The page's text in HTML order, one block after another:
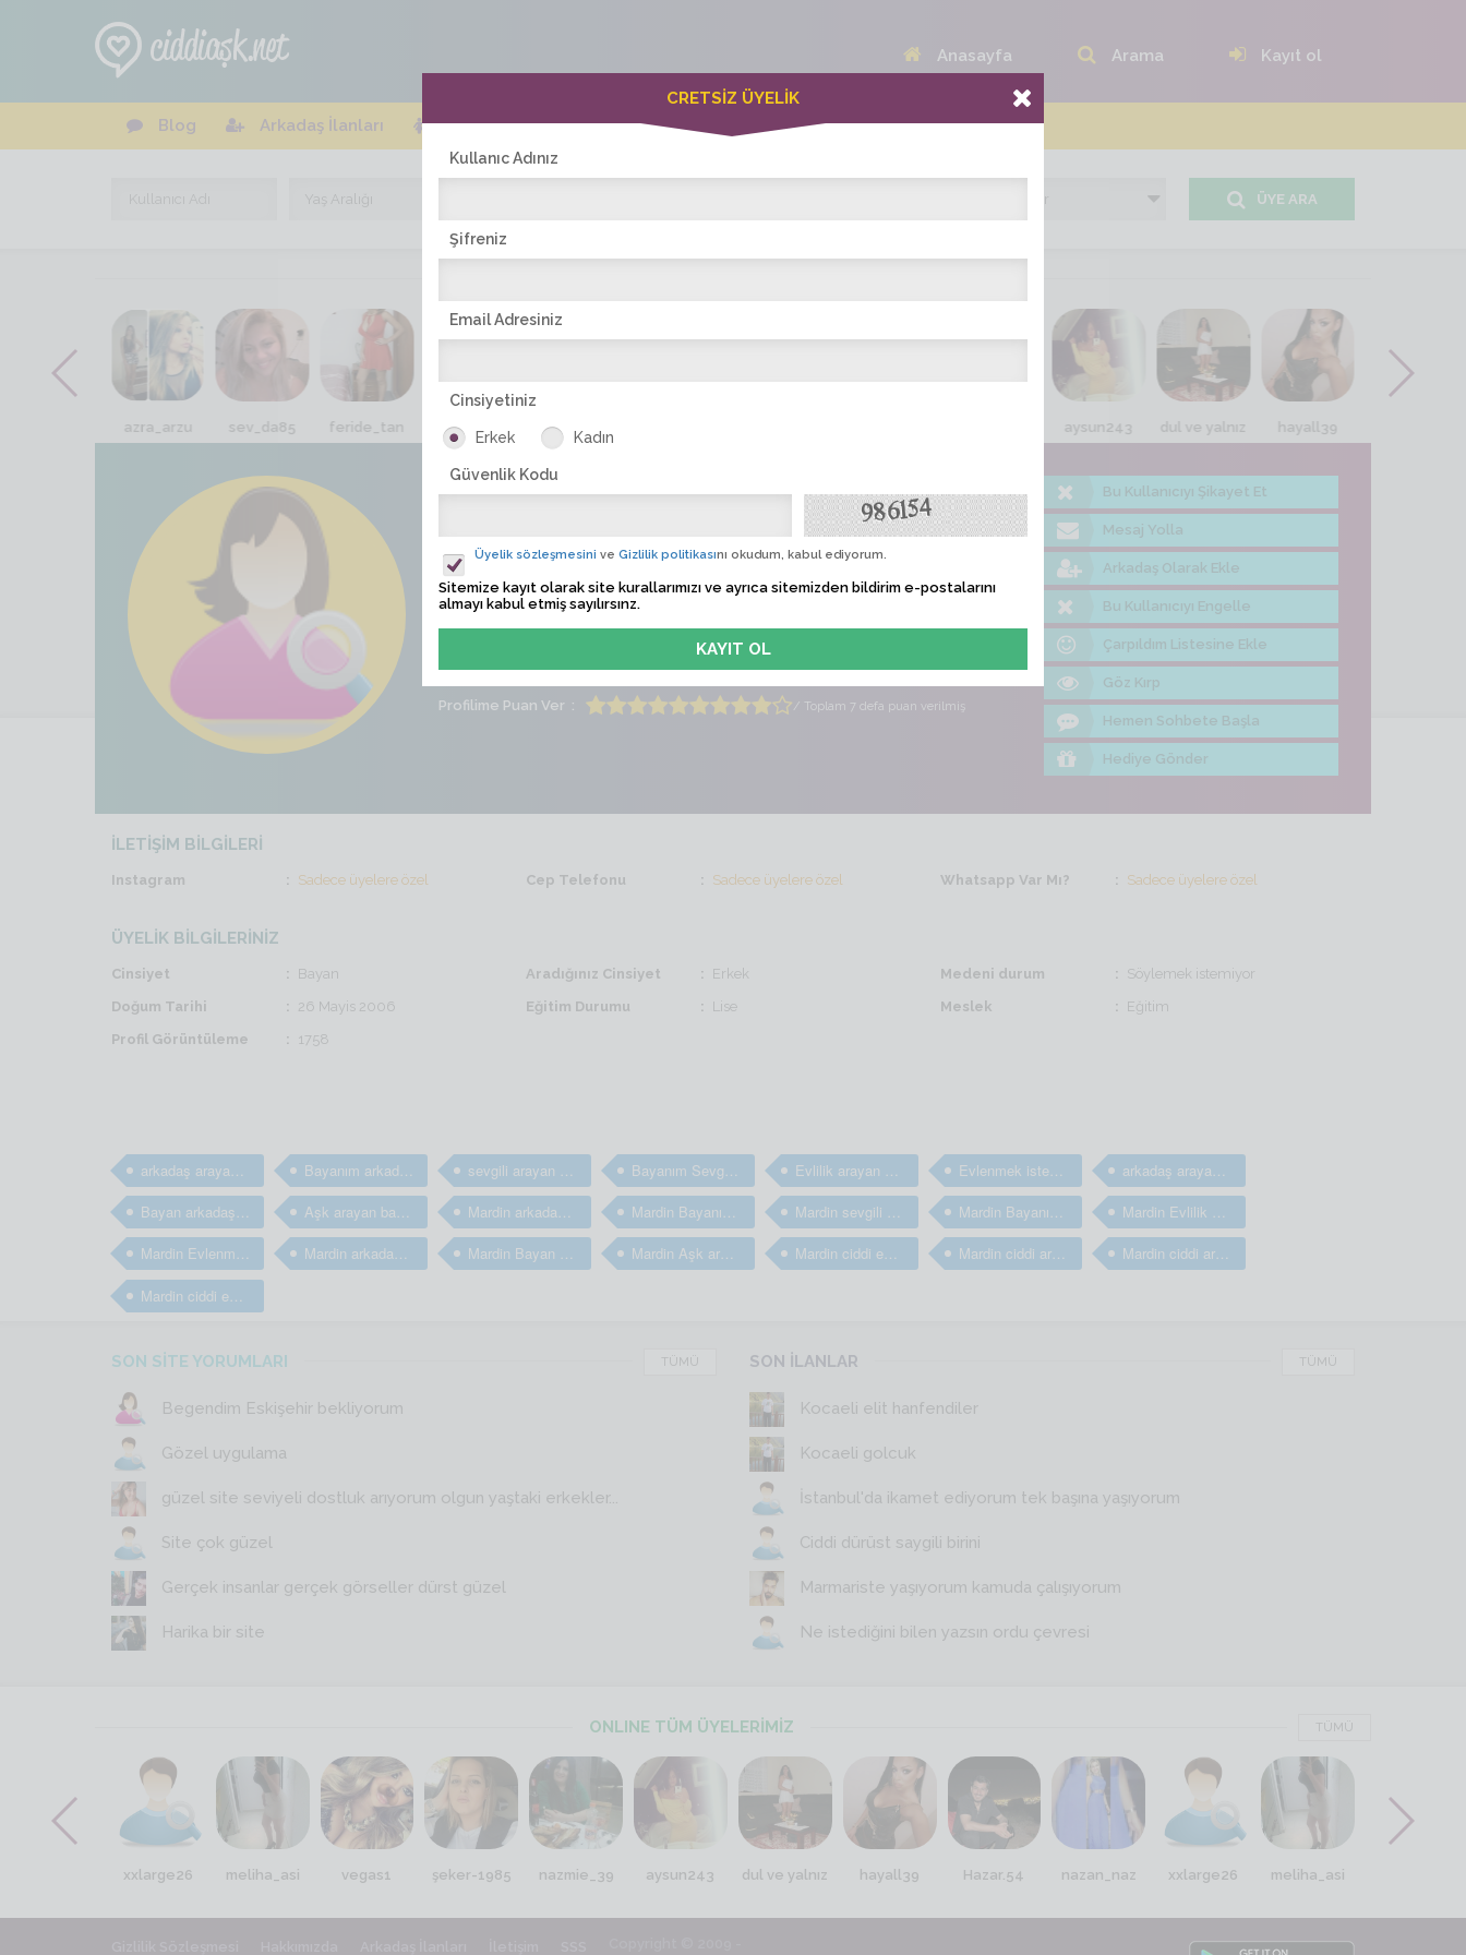
Anasayfa Arama Kayıt ol
Blog Arkadaş İlanları Online Bayanlar(264) Online Erkekler(374)
ÜYE ARA
azra_arzu sev_da85 feride_tan simay_yalniz nerman_8383 aysun243 dul ve yalnız hayall39
Belinay işte Albüme Bak
Ziyaret Tarihi Sadece üyelere özel
Son İşlem Zamanı Sadece üyelere özel
Profilime Puan Ver / Toplam 7 defa puan verilmiş
Bu Kullanıcıyı Şikayet Et
Mesaj Yolla
Arkadaş Olarak Ekle
Bu Kullanıcıyı Engelle
Çarpıldım Listesine Ekle
Göz Kırp
Hemen Sohbete Başla
Hediye Gönder
İLETİŞİM BİLGİLERİ
Instagram Sadece üyelere özel Cep Telefonu Sadece üyelere özel Whatsapp Var Mı? Sadece üyelere özel
ÜYELİK BİLGİLERİNİZ
Cinsiyet Bayan Aradığınız Cinsiyet Erkek Medeni durum
Söylemek istemiyor
Doğum Tarihi
26 Mayis 2006 Eğitim Durumu Lise Meslek
Eğitim
Profil Görüntüleme
1758
arkadaş arayan bayanlar Bayanım arkadaş arıyorum sevgili arayan bayanlar Bayanım Sevgili arıyorum Evlilik arayan bayanlar Evlenmek isteyen bayanlar arkadaş arayan kızlar
Bayan arkadaş bulma sitesi Aşk arayan bayanlar Mardin arkadaş arayan bayanlar Mardin Bayanım arkadaş arıyorum Mardin sevgili arayan bayanlar Mardin Bayanım Sevgili arıyorum Mardin Evlilik arayan bayanlar
Mardin Evlenmek isteyen bayanlar Mardin arkadaş arayan kızlar Mardin Bayan arkadaş bulma sitesi Mardin Aşk arayan bayanlar Mardin ciddi evlilik arayan bayanlar Mardin ciddi arkadaş arayan bayanlar Mardin ciddi arkadaşlık sitesi
SON SİTE YORUMLARI TÜMÜ
Begendim Eskişehir bekliyorum
Gözel uygulama
güzel site seviyeli dostluk arıyorum olgun yaştaki erkekler...
Site çok güzel
Gerçek insanlar gerçek görseller dürst güzel
Harika bir site
SON İLANLAR TÜMÜ
Kocaeli elit hanfendiler
Kocaeli golcuk
İstanbul'da ikamet ediyorum tek başına yaşıyorum
Ciddi dürüst saygili birini
Marmariste yaşıyorum kamuda çalışıyorum
Ne istediğini bilen yazsın ordu çevresi
ONLINE TÜM ÜYELERİMİZ TÜMÜ
xxlarge26 meliha_asi vegas1 şeker-1985 nazmie_39 aysun243 dul ve yalnız hayall39 Hazar.54 nazan_naz xxlarge26 meliha_asi
CRETSİZ ÜYELİK
Kullanıc Adınız
Şifreniz
Email Adresiniz
Cinsiyetiniz
Erkek Kadın
Güvenlik Kodu
Üyelik sözleşmesini ve Gizlilik politikasını okudum, kabul ediyorum.
Sitemize kayıt olarak site kurallarımızı ve ayrıca sitemizden bildirim e-postalarını
almayı kabul etmiş sayılırsınz.